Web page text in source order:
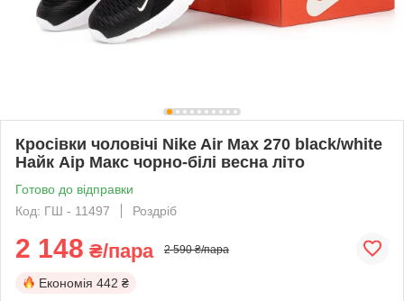
Кросівки чоловічі Nike Air Max 270 black/white
Найк Аір Макс чорно-білі весна літо
Готово до відправки
Код: ГШ - 11497
Роздріб
2 148 ₴/пара 2 590 ₴/пара
Економія 442 ₴